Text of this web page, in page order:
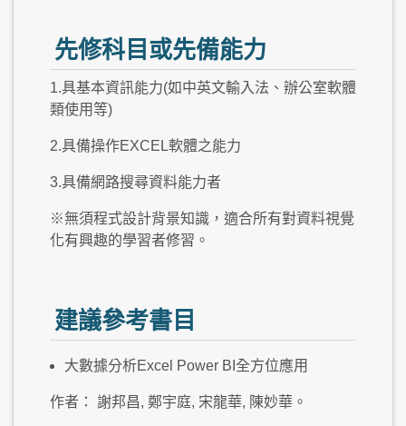
先修科目或先備能力
1.具基本資訊能力(如中英文輸入法、辦公室軟體
類使用等)
2.具備操作EXCEL軟體之能力
3.具備網路搜尋資料能力者
※無須程式設計背景知識，適合所有對資料視覺
化有興趣的學習者修習。
建議參考書目
大數據分析Excel Power BI全方位應用
作者： 謝邦昌, 鄭宇庭, 宋龍華, 陳妙華。